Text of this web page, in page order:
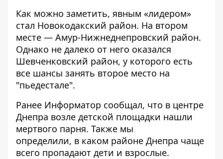
Как можно заметить, явным «лидером»
стал Новокодакский район. На втором
месте — Амур-Нижнеднепровский район.
Однако не далеко от него оказался
Шевченковский район, у которого есть
все шансы занять второе место на
"пьедестале".
Ранее Информатор сообщал, что в центре
Днепра возле детской площадки нашли
мертвого парня. Также мы
определили, в каком районе Днепра чаще
всего пропадают дети и взрослые.